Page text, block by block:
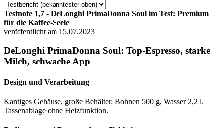
Testnote 1,7 - DeLonghi PrimaDonna Soul im Test: Premium
für die Kaffee-Seele
veröffentlicht am 15.07.2023
DeLonghi PrimaDonna Soul: Top-Espresso, starke
Milch, schwache App
Design und Verarbeitung
Kantiges Gehäuse, große Behälter: Bohnen 500 g, Wasser 2,2 l.
Tassenablage ohne Heizfunktion.